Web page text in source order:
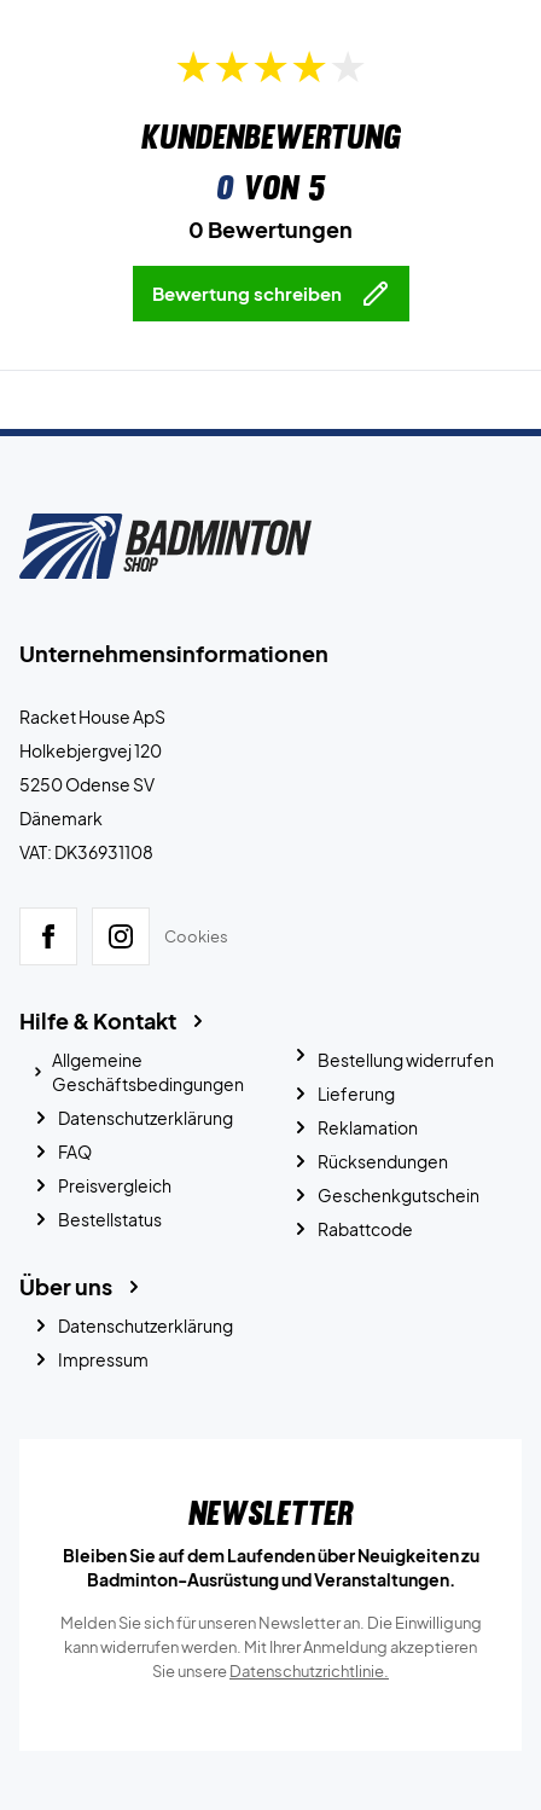
Kundenbewertung
0von 5
0 Bewertungen
Bewertung schreiben
Unternehmensinformationen
Racket House ApS
Holkebjergvej 120
5250 Odense SV
Dänemark
VAT: DK36931108
Cookies
Hilfe & Kontakt
Allgemeine
Geschäftsbedingungen
Datenschutzerklärung
FAQ
Preisvergleich
Bestellstatus
Bestellung widerrufen
Lieferung
Reklamation
Rücksendungen
Geschenkgutschein
Rabattcode
Über uns
Datenschutzerklärung
Impressum
Newsletter
Bleiben Sie auf dem Laufenden über Neuigkeiten zu
Badminton-Ausrüstung und Veranstaltungen.
Melden Sie sich für unseren Newsletter an. Die Einwilligung
kann widerrufen werden. Mit Ihrer Anmeldung akzeptieren
Sie unsereDatenschutzrichtlinie.